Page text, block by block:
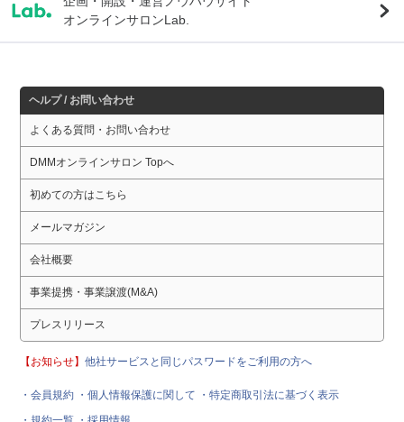
オンラインサロンLab.
ヘルプ / お問い合わせ
よくある質問・お問い合わせ
DMMオンラインサロン Topへ
初めての方はこちら
メールマガジン
会社概要
事業提携・事業譲渡(M&A)
プレスリリース
【お知らせ】他社サービスと同じパスワードをご利用の方へ
・会員規約 ・個人情報保護に関して
・特定商取引法に基づく表示